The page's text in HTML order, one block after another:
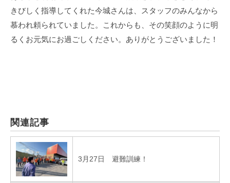
きびしく指導してくれた今城さんは、スタッフのみんなから
慕われ頼られていました。これからも、その笑顔のように明
るくお元気にお過ごしください。ありがとうございました！
関連記事
3月27日 避難訓練！